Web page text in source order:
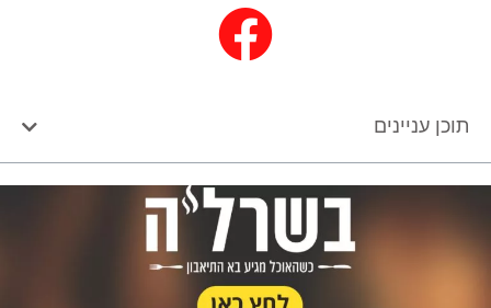
תוכן עניינים